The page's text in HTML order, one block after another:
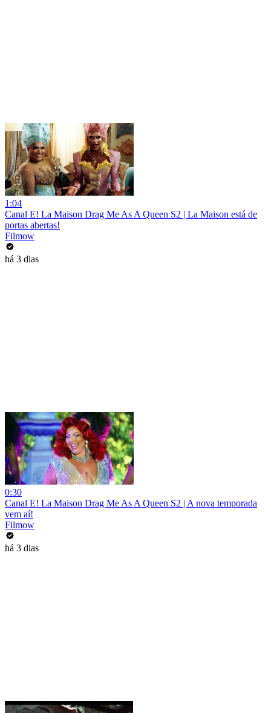
1:04
Canal E! La Maison Drag Me As A Queen S2 | La Maison está de
portas abertas!
Filmow
há 3 dias
0:30
Canal E! La Maison Drag Me As A Queen S2 | A nova temporada
vem aí!
Filmow
há 3 dias